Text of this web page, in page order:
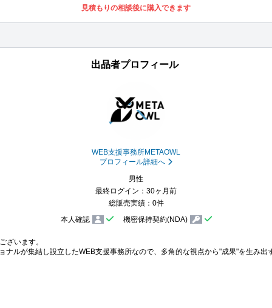
見積もりの相談後に購入できます
出品者プロフィール
WEB支援事務所METAOWL
プロフィール詳細へ
男性
最終ログイン：30ヶ月前
総販売実績：0件
本人確認
機密保持契約(NDA)
ざいます。
ナルが集結し設立したWEB支援事務所なので、多角的な視点から"成果"を生み出